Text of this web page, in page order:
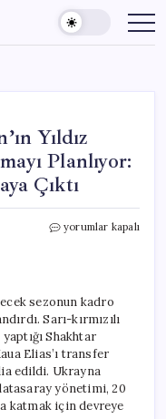
Yıldız
Planlıyor:
Çıktı
Galatasaray,
Kadrosuna
Katmayı
Planlıyor:
Bonservis
Detayları
Ortaya
Çıktı
için
yorumlar kapalı
sezonun kadro
Sarı-kırmızılı
Shakhtar
Elias’ı transfer
edildi. Ukrayna
yönetimi, 20
katmak için devreye